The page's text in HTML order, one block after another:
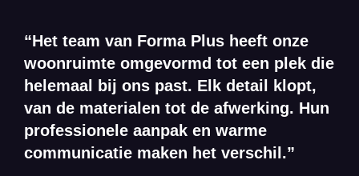
“Het team van Forma Plus heeft onze
woonruimte omgevormd tot een plek die
helemaal bij ons past. Elk detail klopt,
van de materialen tot de afwerking. Hun
professionele aanpak en warme
communicatie maken het verschil.”